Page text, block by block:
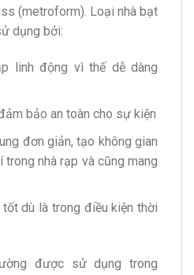
(metroform). Loại nhà bạt
dụng bởi:
linh động vì thế dễ dàng
bảo an toàn cho sự kiện
đơn giản, tạo không gian
trong nhà rạp và cũng mang
dù là trong điều kiện thời
được sử dụng trong